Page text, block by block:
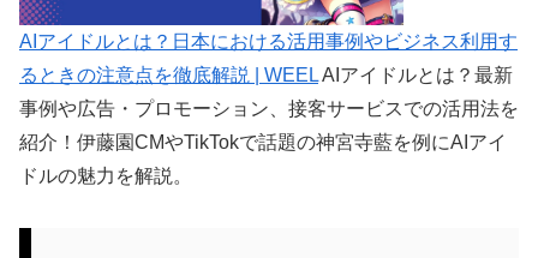
AIアイドルとは？日本における活用事例やビジネス利用す
るときの注意点を徹底解説 | WEELAIアイドルとは？最新
事例や広告・プロモーション、接客サービスでの活用法を
紹介！伊藤園CMやTikTokで話題の神宮寺藍を例にAIアイ
ドルの魅力を解説。